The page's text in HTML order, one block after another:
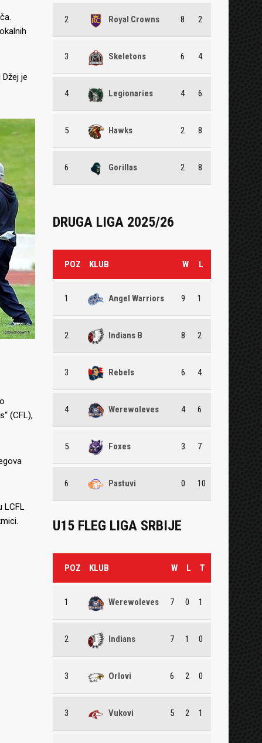
je
(CFL),
LCFL
2 Royal Crowns 8 2
3 Skeletons 6 4
4 Legionaries 4 6
5 Hawks 2 8
6 Gorillas 2 8
DRUGA LIGA 2025/26
POZ KLUB W L
1 Angel Warriors 9 1
2 Indians B 8 2
3 Rebels 6 4
4 Werewoleves 4 6
5 Foxes 3 7
6 Pastuvi 0 10
U15 FLEG LIGA SRBIJE
POZ KLUB W L T
1 Werewoleves 7 0 1
2 Indians 7 1 0
3 Orlovi 6 2 0
3 Vukovi 5 2 1